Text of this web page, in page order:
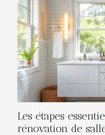
Les étapes
rénovation de